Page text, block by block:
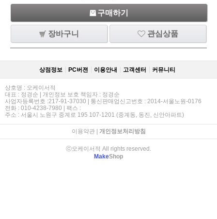
구매하기
장바구니 관심상품
상점정보 PC버젼 이용안내 고객센터 커뮤니티
상호명 : 오케이서적
대표 : 정경순 | 개인정보 보호 책임자 : 정경순
사업자등록번호 :217-91-37030 | 통신판매업신고번호 : 2014-서울노원-0176
전화 : 010-4238-7980 | 팩스 :
주소 : 서울시 노원구 중계로 195 107-1201 (중계동, 동진, 신안아파트)
이용약관| 개인정보처리방침
ⓒ오케이서적 All rights reserved.
MakeShop